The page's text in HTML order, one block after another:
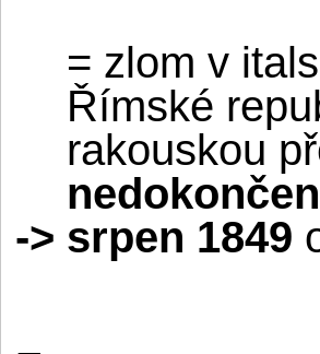
= zlom v
Římské
rakouskou
-> srpen 1849